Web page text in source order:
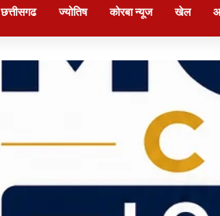
छत्तीसगढ ज्योतिष कोरबा न्यूज खेल